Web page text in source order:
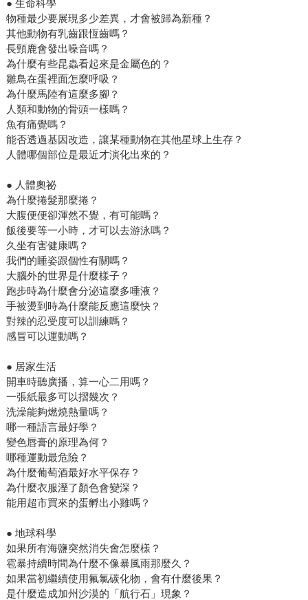
● 生命科學
物種最少要展現多少差異，才會被歸為新種？
其他動物有乳齒跟恆齒嗎？
長頸鹿會發出噪音嗎？
為什麼有些昆蟲看起來是金屬色的？
雛鳥在蛋裡面怎麼呼吸？
為什麼馬陸有這麼多腳？
人類和動物的骨頭一樣嗎？
魚有痛覺嗎？
能否透過基因改造，讓某種動物在其他星球上生存？
人體哪個部位是最近才演化出來的？
● 人體奧祕
為什麼捲髮那麼捲？
大腹便便卻渾然不覺，有可能嗎？
飯後要等一小時，才可以去游泳嗎？
久坐有害健康嗎？
我們的睡姿跟個性有關嗎？
大腦外的世界是什麼樣子？
跑步時為什麼會分泌這麼多唾液？
手被燙到時為什麼能反應這麼快？
對辣的忍受度可以訓練嗎？
感冒可以運動嗎？
● 居家生活
開車時聽廣播，算一心二用嗎？
一張紙最多可以摺幾次？
洗澡能夠燃燒熱量嗎？
哪一種語言最好學？
變色唇膏的原理為何？
哪種運動最危險？
為什麼葡萄酒最好水平保存？
為什麼衣服溼了顏色會變深？
能用超市買來的蛋孵出小雞嗎？
● 地球科學
如果所有海鹽突然消失會怎麼樣？
雹暴持續時間為什麼不像暴風雨那麼久？
如果當初繼續使用氟氯碳化物，會有什麼後果？
是什麼造成加州沙漠的「航行石」現象？